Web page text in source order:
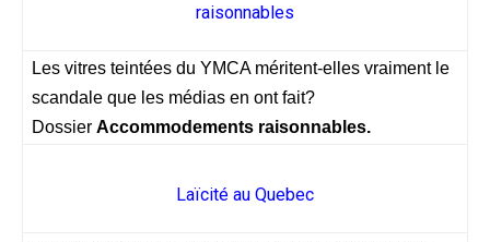
raisonnables
Les vitres teintées du YMCA méritent-elles vraiment le
scandale que les médias en ont fait?
Dossier Accommodements raisonnables.
Laïcité au Quebec